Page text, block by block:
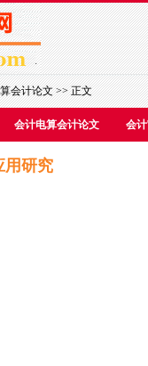
会计论文>> 正文
会计电算会计论文 会
用研究